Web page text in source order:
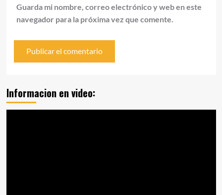
Guarda mi nombre, correo electrónico y web en este
navegador para la próxima vez que comente.
Informacion en video: